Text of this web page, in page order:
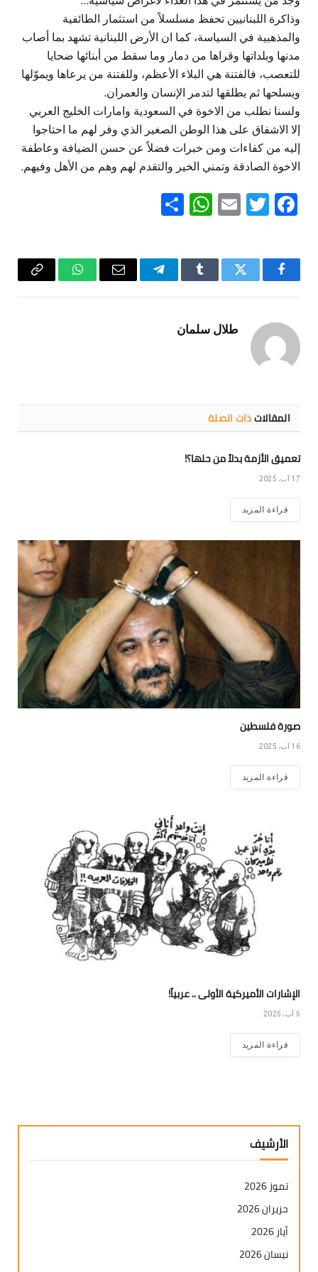
وذاكرة اللبنانيين تحفظ مسلسلاً من استثمار الطائفية
والمذهبية في السياسة، كما ان الأرض اللبنانية تشهد بما أصاب
مدنها وبلداتها وقراها من دمار وما سقط من أبنائها ضحايا
للتعصب، فالفتنة هي البلاء الأعظم، وللفتنة من يرعاها ويموّلها
ويسلحها ثم يطلقها لتدمر الإنسان والعمران.
ولسنا نطلب من الاخوة في السعودية وامارات الخليج العربي
إلا الاشفاق على هذا الوطن الصغير الذي وفر لهم ما احتاجوا
إليه من كفاءات ومن خبرات فضلاً عن حسن الضيافة وعاطفة
الاخوة الصادقة وتمني الخير والتقدم لهم وهم من الأهل وفيهم.
Facebook
Twitter
Email
WhatsApp
فيسبوكتويتر Tumblr تيلقرام البريد
واتسابCopy
طلال سلمان
المقالاتذات الصلة
تعميق الأزمة بدلاً من حلها؟!
17 آب، 2025
قراءة المزيد
صورة فلسطين
16 آب، 2025
قراءة المزيد
الإشارات الأميركية الأولى .. عربياً!
5 آب، 2025
قراءة المزيد
الأرشيف
تموز 2026
حزيران 2026
أيار 2026
نيسان 2026